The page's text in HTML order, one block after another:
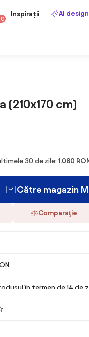
Inspirații AI
(210x170 cm)
30 de zile: 1.080 RON
Către magazin
Comparaţie
în termen de 14 de